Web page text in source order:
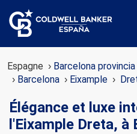
Espagne Barcelona provincia
Barcelona
Eixample
Élégance et luxe
l'Eixample Dreta, à